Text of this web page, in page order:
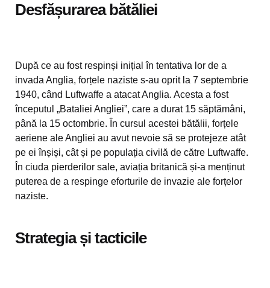
Desfășurarea bătăliei
După ce au fost respinși inițial în tentativa lor de a
invada Anglia, forțele naziste s-au oprit la 7 septembrie
1940, când Luftwaffe a atacat Anglia. Acesta a fost
începutul „Bataliei Angliei”, care a durat 15 săptămâni,
până la 15 octombrie. În cursul acestei bătălii, forțele
aeriene ale Angliei au avut nevoie să se protejeze atât
pe ei înșiși, cât și pe populația civilă de către Luftwaffe.
În ciuda pierderilor sale, aviația britanică și-a menținut
puterea de a respinge eforturile de invazie ale forțelor
naziste.
Strategia și tacticile